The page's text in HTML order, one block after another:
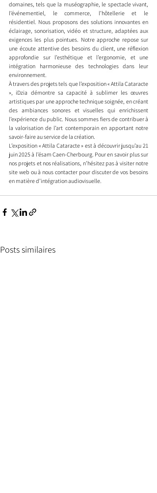
domaines, tels que la muséographie, le spectacle vivant,
l’événementiel, le commerce, l’hôtellerie et le
résidentiel. Nous proposons des solutions innovantes en
éclairage, sonorisation, vidéo et structure, adaptées aux
exigences les plus pointues. Notre approche repose sur
une écoute attentive des besoins du client, une réflexion
approfondie sur l’esthétique et l’ergonomie, et une
intégration harmonieuse des technologies dans leur
environnement.​
À travers des projets tels que l’exposition « Attila Cataracte
», iDzia démontre sa capacité à sublimer les œuvres
artistiques par une approche technique soignée, en créant
des ambiances sonores et visuelles qui enrichissent
l’expérience du public. Nous sommes fiers de contribuer à
la valorisation de l’art contemporain en apportant notre
savoir-faire au service de la création.​
L’exposition « Attila Cataracte » est à découvrir jusqu’au 21
juin 2025 à l’ésam Caen-Cherbourg. Pour en savoir plus sur
nos projets et nos réalisations, n’hésitez pas à visiter notre
site web ou à nous contacter pour discuter de vos besoins
en matière d’intégration audiovisuelle.​
Posts similaires